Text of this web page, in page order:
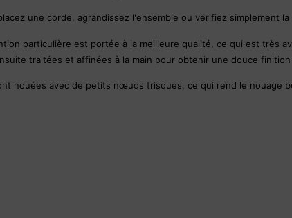
une corde, agrandissez l'ensemble ou vérifiez simplement la
particulière est portée à la meilleure qualité, ce qui est très
traitées et affinées à la main pour obtenir une douce finition
nouées avec de petits nœuds trisques, ce qui rend le nouage